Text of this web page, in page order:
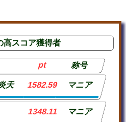
高スコア獲得者
pt 称号
天 1582.59 マニア
1348.11 マニア